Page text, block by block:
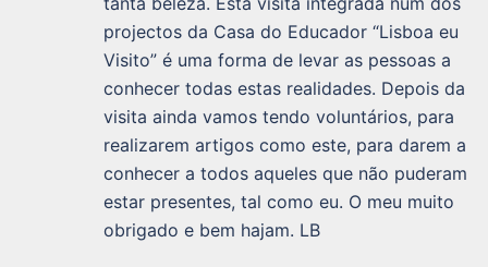
projectos da Casa do Educador “Lisboa eu
Visito” é uma forma de levar as pessoas a
conhecer todas estas realidades. Depois da
visita ainda vamos tendo voluntários, para
realizarem artigos como este, para darem a
conhecer a todos aqueles que não puderam
estar presentes, tal como eu. O meu muito
obrigado e bem hajam. LB